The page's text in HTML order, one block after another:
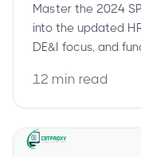
Master the 2024
into the updated
DE&I focus, and
12 min read